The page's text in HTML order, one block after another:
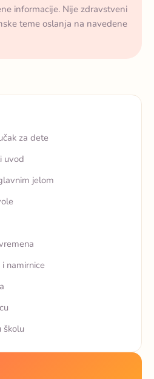
informacije. Nije zdravstveni
teme oslanja na navedene
za dete
uvod
jelom
namirnice
školu